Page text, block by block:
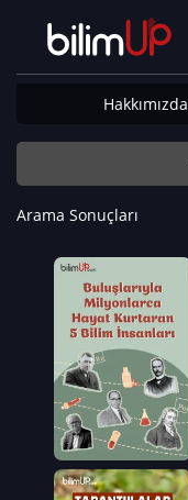
Hakkımızda
Arama Sonuçları